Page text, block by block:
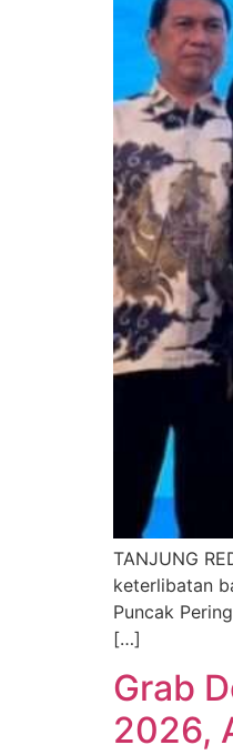
TANJUNG
keterlibatan
Puncak
[…]
Grab
2026,